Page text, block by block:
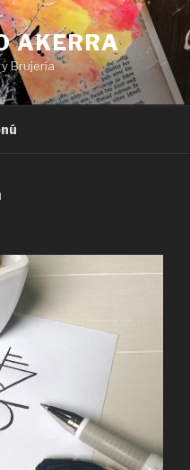
AKERRA
Brujería